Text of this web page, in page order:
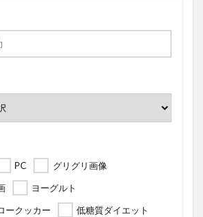
PC
グリグリ画像
ヨーグルト
ークッカー
低糖質ダイエット